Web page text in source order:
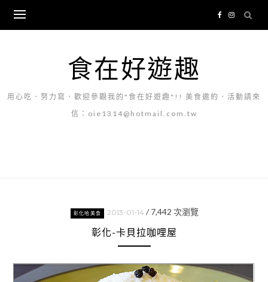
content
食在好遊趣
用心吃．努力寫．歡迎參觀我的"食在好遊趣"!! 美食邀約．活動請來
信：oie1314@hotmail.com.tw
彰化哈美食 2013-01-14 / 7,442 次瀏覽
彰化-卡貝拉咖哩屋